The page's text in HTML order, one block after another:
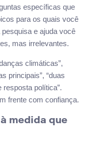
específicas que
para os quais você
e ajuda você
mas irrelevantes.
climáticas”,
principais”, “duas
resposta política”.
frente com confiança.
medida que